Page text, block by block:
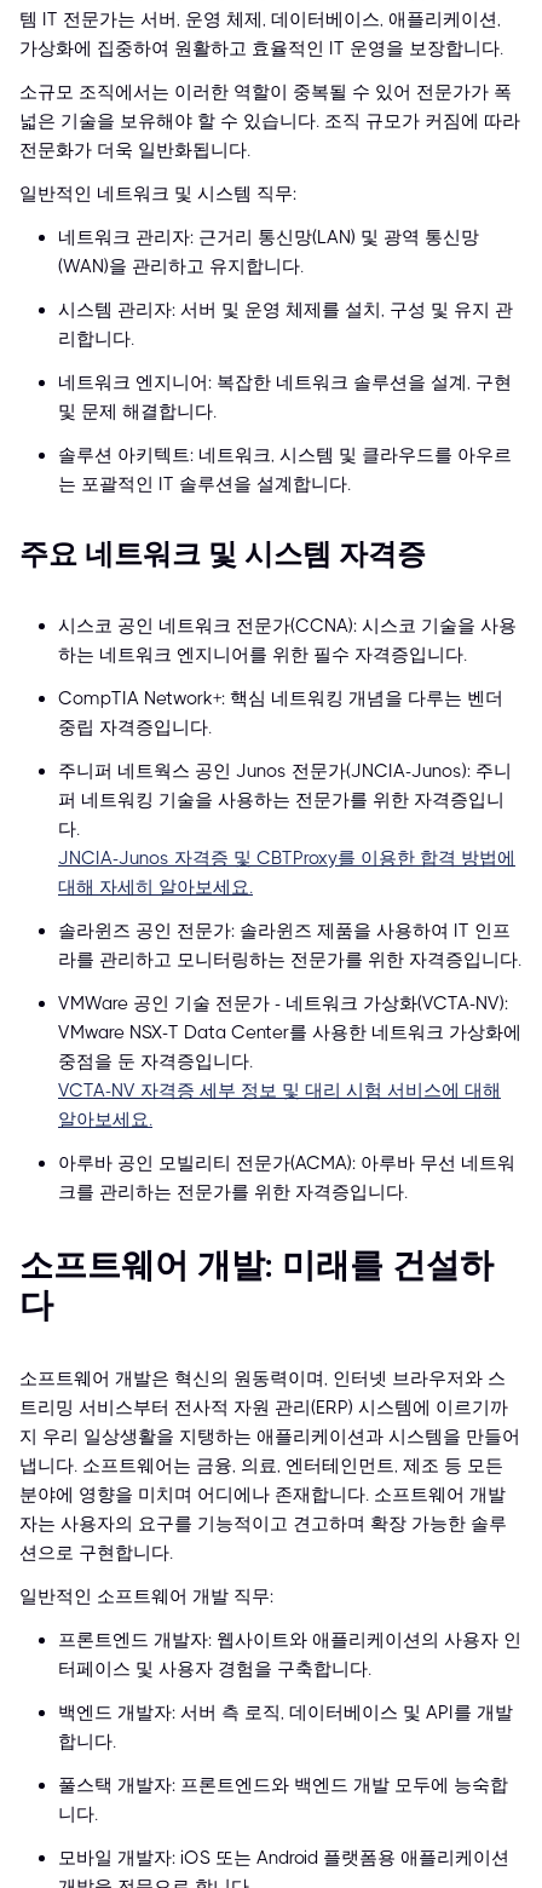
템 IT 전문가는 서버, 운영 체제, 데이터베이스, 애플리케이션,
가상화에 집중하여 원활하고 효율적인 IT 운영을 보장합니다.
소규모 조직에서는 이러한 역할이 중복될 수 있어 전문가가 폭
넓은 기술을 보유해야 할 수 있습니다. 조직 규모가 커짐에 따라
전문화가 더욱 일반화됩니다.
일반적인 네트워크 및 시스템 직무:
네트워크 관리자: 근거리 통신망(LAN) 및 광역 통신망
(WAN)을 관리하고 유지합니다.
시스템 관리자: 서버 및 운영 체제를 설치, 구성 및 유지 관
리합니다.
네트워크 엔지니어: 복잡한 네트워크 솔루션을 설계, 구현
및 문제 해결합니다.
솔루션 아키텍트: 네트워크, 시스템 및 클라우드를 아우르
는 포괄적인 IT 솔루션을 설계합니다.
주요 네트워크 및 시스템 자격증
시스코 공인 네트워크 전문가(CCNA): 시스코 기술을 사용
하는 네트워크 엔지니어를 위한 필수 자격증입니다.
CompTIA Network+: 핵심 네트워킹 개념을 다루는 벤더
중립 자격증입니다.
주니퍼 네트웍스 공인 Junos 전문가(JNCIA-Junos): 주니
퍼 네트워킹 기술을 사용하는 전문가를 위한 자격증입니
다.
JNCIA-Junos 자격증 및 CBTProxy를 이용한 합격 방법에
대해 자세히 알아보세요.
솔라윈즈 공인 전문가: 솔라윈즈 제품을 사용하여 IT 인프
라를 관리하고 모니터링하는 전문가를 위한 자격증입니다.
VMWare 공인 기술 전문가 - 네트워크 가상화(VCTA-NV):
VMware NSX-T Data Center를 사용한 네트워크 가상화에
중점을 둔 자격증입니다.
VCTA-NV 자격증 세부 정보 및 대리 시험 서비스에 대해
알아보세요.
아루바 공인 모빌리티 전문가(ACMA): 아루바 무선 네트워
크를 관리하는 전문가를 위한 자격증입니다.
소프트웨어 개발: 미래를 건설하
다
소프트웨어 개발은 혁신의 원동력이며, 인터넷 브라우저와 스
트리밍 서비스부터 전사적 자원 관리(ERP) 시스템에 이르기까
지 우리 일상생활을 지탱하는 애플리케이션과 시스템을 만들어
냅니다. 소프트웨어는 금융, 의료, 엔터테인먼트, 제조 등 모든
분야에 영향을 미치며 어디에나 존재합니다. 소프트웨어 개발
자는 사용자의 요구를 기능적이고 견고하며 확장 가능한 솔루
션으로 구현합니다.
일반적인 소프트웨어 개발 직무:
프론트엔드 개발자: 웹사이트와 애플리케이션의 사용자 인
터페이스 및 사용자 경험을 구축합니다.
백엔드 개발자: 서버 측 로직, 데이터베이스 및 API를 개발
합니다.
풀스택 개발자: 프론트엔드와 백엔드 개발 모두에 능숙합
니다.
모바일 개발자: iOS 또는 Android 플랫폼용 애플리케이션